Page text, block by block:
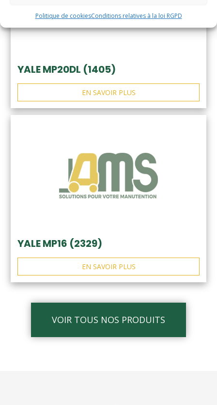
Politique de cookiesConditions relatives à la loi RGPD
YALE MP20DL (1405)
EN SAVOIR PLUS
YALE MP16 (2329)
EN SAVOIR PLUS
VOIR TOUS NOS PRODUITS